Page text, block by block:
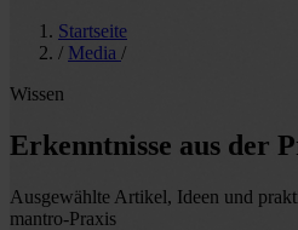
Startseite
/ Media /
Wissen
Erkenntnisse aus der
Ausgewählte Artikel, Ideen und
mantro-Praxis